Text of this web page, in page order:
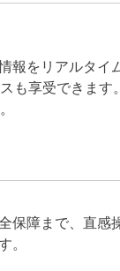
をリアルタイ
も享受できます。
障まで、直感
。